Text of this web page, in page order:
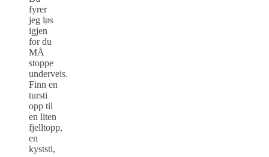
fyrer
jeg løs
igjen
for du
MÅ
stoppe
underveis.
Finn en
tursti
opp til
en liten
fjelltopp,
en
kyststi,